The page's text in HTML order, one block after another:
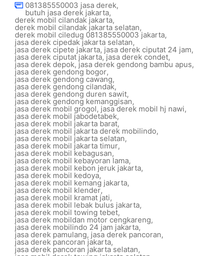
081385550003 jasa derek,
butuh jasa derek jakarta,
derek mobil cilandak jakarta,
derek mobil cilandak jakarta selatan,
derek mobil ciledug 081385550003 jakarta,
jasa derek cipedak jakarta selatan,
jasa derek cipete jakarta, jasa derek ciputat 24 jam,
jasa derek ciputat jakarta,jasa derek condet,
jasa derek depok,jasa derek gendong bambu apus,
jasa derek gendong bogor,
jasa derek gendong cawang,
jasa derek gendong cilandak,
jasa derek gendong duren sawit,
jasa derek gendong kemanggisan,
jasa derek mobil grogol, jasa derek mobil hj nawi,
jasa derek mobil jabodetabek,
jasa derek mobil jakarta barat,
jasa derek mobil jakarta derek mobilindo,
jasa derek mobil jakarta selatan,
jasa derek mobil jakarta timur,
jasa derek mobil kebagusan,
jasa derek mobil kebayoran lama,
jasa derek mobil kebon jeruk jakarta,
jasa derek mobil kedoya,
jasa derek mobil kemang jakarta,
jasa derek mobil klender,
jasa derek mobil kramat jati,
jasa derek mobil lebak bulus jakarta,
jasa derek mobil towing tebet,
jasa derek mobildan motor cengkareng,
jasa derek mobilindo 24 jam jakarta,
jasa derek pamulang, jasa derek pancoran,
jasa derek pancoran jakarta,
jasa derek pancoran jakarta selatan,